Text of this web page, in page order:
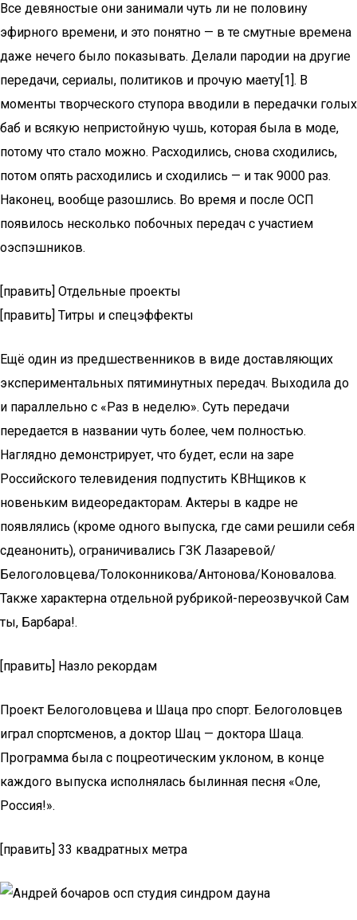
Все девяностые они занимали чуть ли не половину
эфирного времени, и это понятно — в те смутные времена
даже нечего было показывать. Делали пародии на другие
передачи, сериалы, политиков и прочую маету[1]. В
моменты творческого ступора вводили в передачки голых
баб и всякую непристойную чушь, которая была в моде,
потому что стало можно. Расходились, снова сходились,
потом опять расходились и сходились — и так 9000 раз.
Наконец, вообще разошлись. Во время и после ОСП
появилось несколько побочных передач с участием
оэспэшников.
[править] Отдельные проекты
[править] Титры и спецэффекты
Ещё один из предшественников в виде доставляющих
экспериментальных пятиминутных передач. Выходила до
и параллельно с «Раз в неделю». Суть передачи
передается в названии чуть более, чем полностью.
Наглядно демонстрирует, что будет, если на заре
Российского телевидения подпустить КВНщиков к
новеньким видеоредакторам. Актеры в кадре не
появлялись (кроме одного выпуска, где сами решили себя
сдеанонить), ограничивались ГЗК Лазаревой/
Белоголовцева/Толоконникова/Антонова/Коновалова.
Также характерна отдельной рубрикой-переозвучкой Сам
ты, Барбара!.
[править] Назло рекордам
Проект Белоголовцева и Шаца про спорт. Белоголовцев
играл спортсменов, а доктор Шац — доктора Шаца.
Программа была с поцреотическим уклоном, в конце
каждого выпуска исполнялась былинная песня «Оле,
Россия!».
[править] 33 квадратных метра